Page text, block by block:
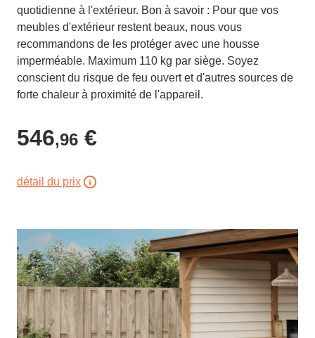
quotidienne à l'extérieur. Bon à savoir : Pour que vos
meubles d'extérieur restent beaux, nous vous
recommandons de les protéger avec une housse
imperméable. Maximum 110 kg par siège. Soyez
conscient du risque de feu ouvert et d'autres sources de
forte chaleur à proximité de l'appareil.
546,96 €
détail du prix